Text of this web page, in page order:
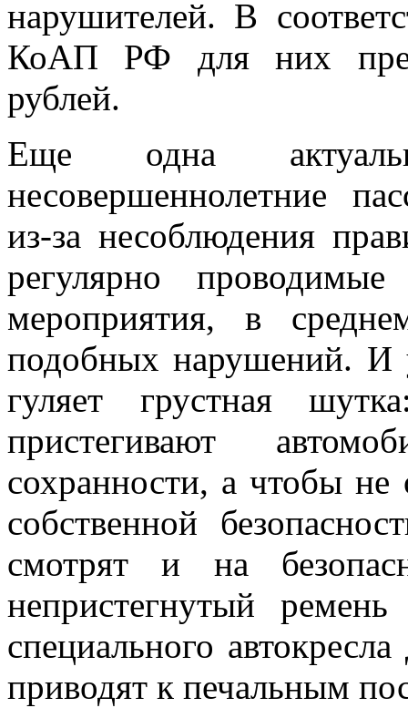
нарушителей. В
КоАП РФ для них
рублей.
Еще одна
несовершеннолетние
из-за несоблюдения
регулярно
мероприятия, в
подобных нарушений. И
гуляет грустная
пристегивают
сохранности, а чтобы
собственной
смотрят и на
непристегнутый ремень
специального
приводят к печальным